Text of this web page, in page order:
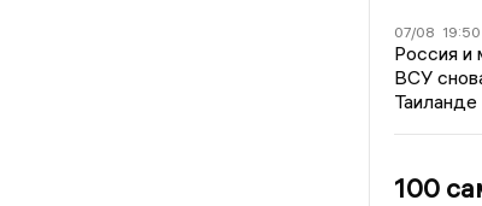
07/08 19:50
Россия и
ВСУ
Таиланде
100